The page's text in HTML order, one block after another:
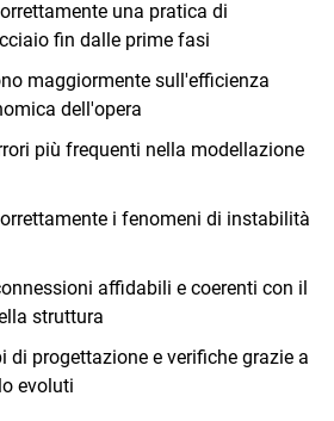
una pratica di
fin dalle prime fasi
maggiormente sull'efficienza
dell'opera
più frequenti nella modellazione
i fenomeni di instabilità
affidabili e coerenti con il
struttura
di progettazione e verifiche grazie a
evoluti